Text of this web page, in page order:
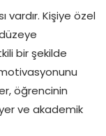
vardır. Kişiye özel
bir şekilde
öğrencinin
ve akademik